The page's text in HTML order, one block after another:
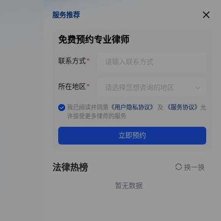
服务推荐
服务推荐
免费预约专业律师
联系方式
所在地区
我已阅读并同意 《用户隐私协议》 及 《服务协议》 允
许接受更多律师的服务
立即预约
法律热榜 换一换
暂无数据